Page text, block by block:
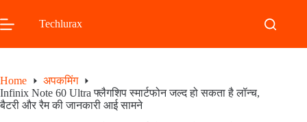
to
content
Techlurax
Home
अपकमिंग
Infinix Note 60 Ultra फ्लैगशिप स्मार्टफोन जल्द हो सकता है लॉन्च,
बैटरी और रैम की जानकारी आई सामने